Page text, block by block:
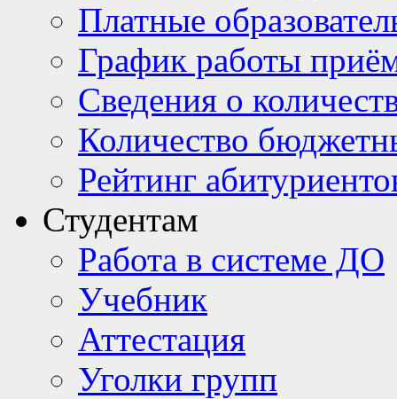
Платные
График работы
Сведения о
Количество
Рейтинг
Студентам
Работа в системе ДО
Учебник
Аттестация
Уголки групп